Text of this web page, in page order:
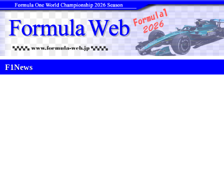
F1News